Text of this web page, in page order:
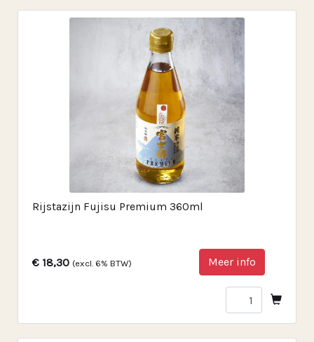
Rijstazijn Fujisu Premium 360ml
€ 18,30 (excl. 6% BTW) Meer info